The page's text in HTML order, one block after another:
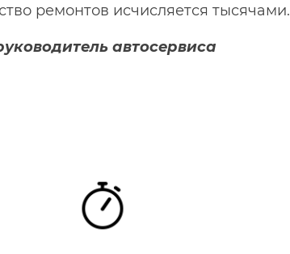
ремонтов исчисляется тысячами.
автосервиса